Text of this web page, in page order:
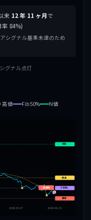
来 12 年 11 ヶ月で
率 84%)
シグナル基準未達のため
グナル点灯
高値 Fib50%
N値
2026-05-07 2026-06-18
押安
戻高
F50%
N値
🔥
🔥
263円